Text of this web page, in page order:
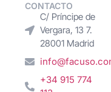
CONTACTO
C/ Príncipe de
Vergara, 13 7.
28001 Madrid
+34 915 774